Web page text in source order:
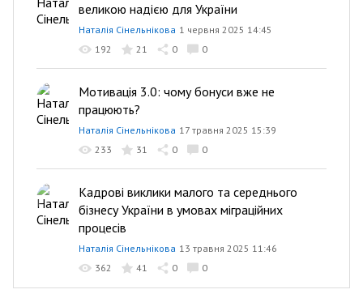
великою надією для України
Наталія Сінельнікова 1 червня 2025 14:45
192
21 0 0
Мотивація 3.0: чому бонуси вже не
працюють?
Наталія Сінельнікова 17 травня 2025 15:39
233
31 0 0
Кадрові виклики малого та середнього
бізнесу України в умовах міграційних
процесів
Наталія Сінельнікова 13 травня 2025 11:46
362
41 0 0